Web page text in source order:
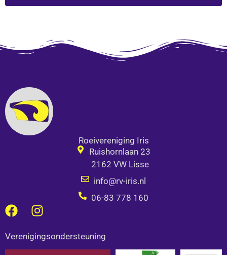
Roeivereniging Iris
Ruishornlaan 23
2162 VW Lisse
info@rv-iris.nl
06-83 778 160
F
c
e
I
s
t
Verenigingsondersteuning